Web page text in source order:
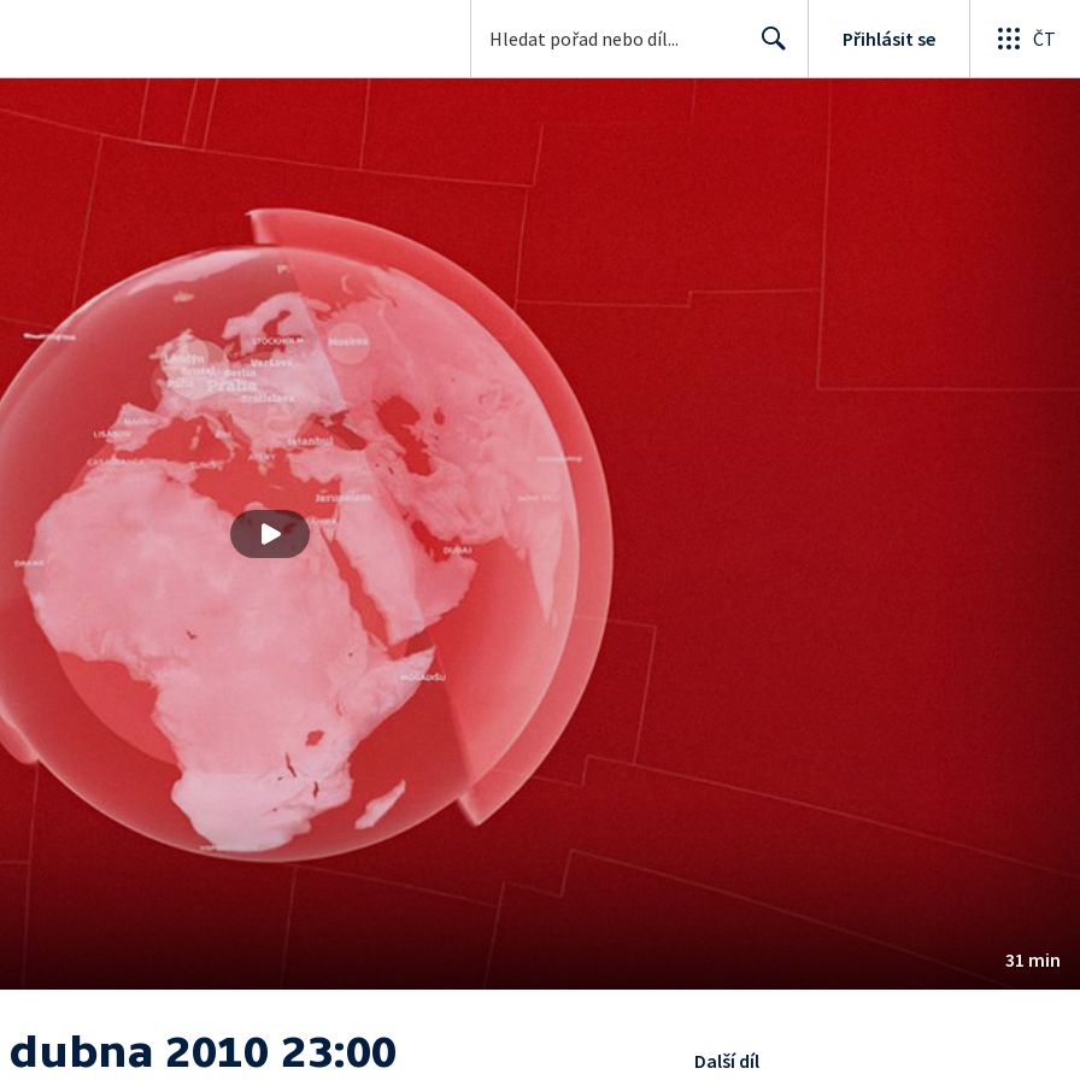
Přihlásit se ČT
31 min
dubna 2010 23:00 Další díl